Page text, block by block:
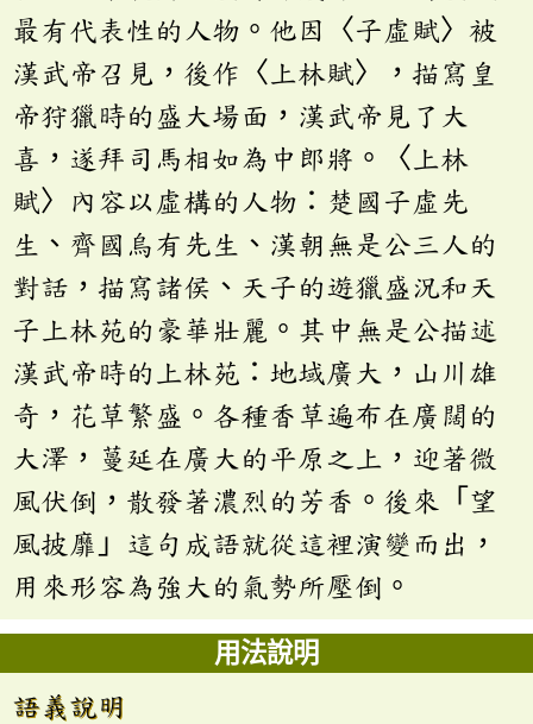
最有代表性的人物。他因〈子虛賦〉被
漢武帝召見，後作〈上林賦〉，描寫皇
帝狩獵時的盛大場面，漢武帝見了大
喜，遂拜司馬相如為中郎將。〈上林
賦〉內容以虛構的人物：楚國子虛先
生、齊國烏有先生、漢朝無是公三人的
對話，描寫諸侯、天子的遊獵盛況和天
子上林苑的豪華壯麗。其中無是公描述
漢武帝時的上林苑：地域廣大，山川雄
奇，花草繁盛。各種香草遍布在廣闊的
大澤，蔓延在廣大的平原之上，迎著微
風伏倒，散發著濃烈的芳香。後來「望
風披靡」這句成語就從這裡演變而出，
用來形容為強大的氣勢所壓倒。
用法說明
語義說明